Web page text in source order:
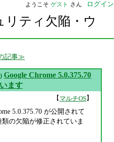
ようこそ ゲスト さん ログイン
リティ欠陥・ウ
記事
Google Chrome 5.0.375.70
ます
【マルチOS】
5.0.375.70 が公開されて
類の欠陥が修正されていま